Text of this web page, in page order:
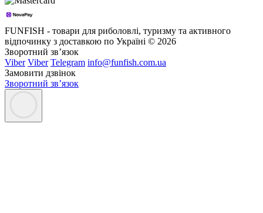
FUNFISH - товари для риболовлі, туризму та активного
відпочинку з доставкою по Україні © 2026
Зворотний зв’язок
Viber Viber Telegram info@funfish.com.ua
Замовити дзвінок
Зворотний зв’язок